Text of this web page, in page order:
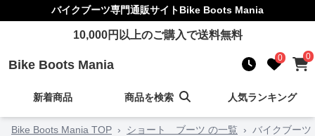
バイクブーツ専門通販サイトBike Boots Mania
10,000円以上のご購入で送料無料
Bike Boots Mania 0 0
新着商品 商品を検索 人気ランキング
Bike Boots Mania TOP › ショート ブーツ の一覧 › バイクブーツ